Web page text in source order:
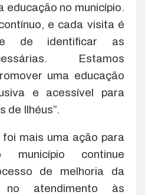
educação no município.
e cada visita é
de identificar as
Estamos
uma educação
e acessível para
de Ilhéus”.
mais uma ação para
continue
de melhoria da
atendimento às